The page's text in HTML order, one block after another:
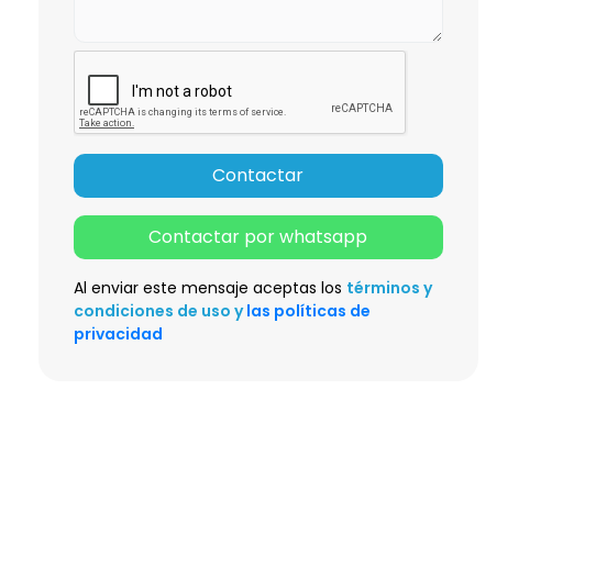
Contactar
Contactar por whatsapp
Al enviar este mensaje aceptas los términos y
condiciones de uso ylas políticas de
privacidad